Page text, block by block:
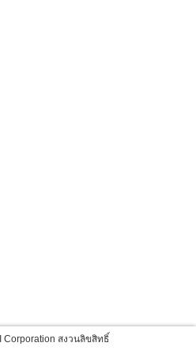
Corporation สงวนลิขสิทธิ์